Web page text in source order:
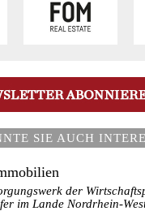
SIE AUCH
der
im Lande Nordrhein-